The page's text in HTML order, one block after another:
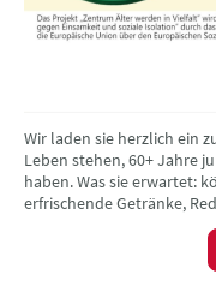
Wir laden sie herzlich ein
Leben stehen, 60+ Jahre
haben. Was sie erwartet:
erfrischende Getränke,